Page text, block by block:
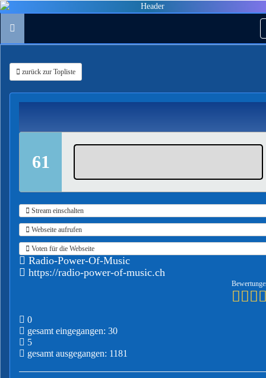
zurück zur Topliste
61
Stream einschalten
Webseite aufrufen
Voten für die Webseite
Radio-Power-Of-Music
https://radio-power-of-music.ch
0
gesamt eingegangen: 30
5
gesamt ausgegangen: 1181